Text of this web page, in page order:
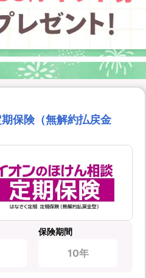
保険（無解約払戻金
保険期間
10年